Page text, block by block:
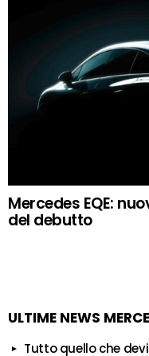
Mercedes EQE:
del debutto
ULTIME NEWS
Tutto quello che